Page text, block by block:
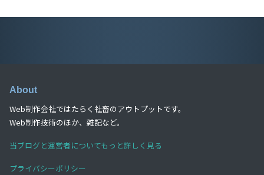
About
Web制作会社ではたらく社畜のアウトプットです。
Web制作技術のほか、雑記など。
当ブログと運営者についてもっと詳しく見る
プライバシーポリシー